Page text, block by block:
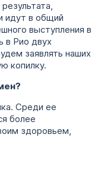
идут в общий
выступления в
в Рио двух
заявлять наших
копилку.
Среди ее
более
здоровьем,